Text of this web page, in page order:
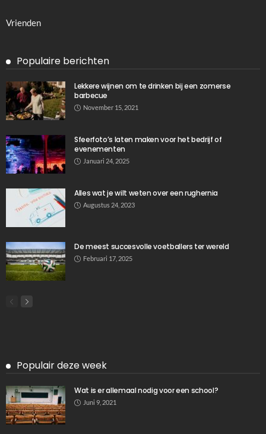
Vrienden
Populaire berichten
Lekkere wijnen om te drinken bij een zomerse
barbecue
November 15, 2021
Sfeerfoto’s laten maken voor het bedrijf of
evenementen
Januari 24, 2025
Alles wat je wilt weten over een rughernia
Augustus 24, 2023
De meest succesvolle voetballers ter wereld
Februari 17, 2025
Populair deze week
Wat is er allemaal nodig voor een school?
Juni 9, 2021